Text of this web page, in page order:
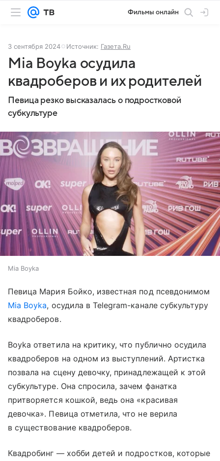
Фильмы онлайн
3 сентября 2024 Источник: Газета.Ru
Mia Boyka осудила
квадроберов и их родителей
Певица резко высказалась о подростковой
субкультуре
Mia Boyka
Певица Мария Бойко, известная под псевдонимом
Mia Boyka, осудила в Telegram-канале субкультуру
квадроберов.
Boyka ответила на критику, что публично осудила
квадроберов на одном из выступлений. Артистка
позвала на сцену девочку, принадлежащей к этой
субкультуре. Она спросила, зачем фанатка
притворяется кошкой, ведь она «красивая
девочка». Певица отметила, что не верила
в существование квадроберов.
Квадробинг — хобби детей и подростков, которые